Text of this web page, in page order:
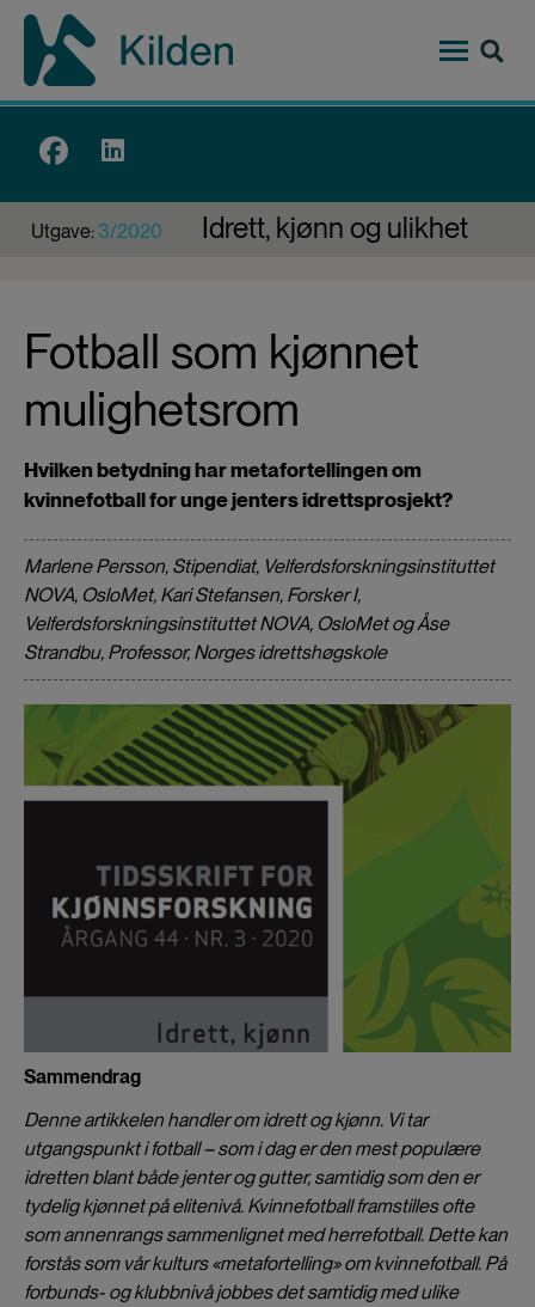
Hopp
hovedinnhold
Top
Utgave:3/2020 Idrett, kjønn og ulikhet
Fotball som kjønnet
mulighetsrom
Hvilken betydning har metafortellingen om
kvinnefotball for unge jenters idrettsprosjekt?
Marlene Persson, Stipendiat, Velferdsforskningsinstituttet
NOVA, OsloMet, Kari Stefansen, Forsker I,
Velferdsforskningsinstituttet NOVA, OsloMet og Åse
Strandbu, Professor, Norges idrettshøgskole
Sammendrag
Denne artikkelen handler om idrett og kjønn. Vi tar
utgangspunkt i fotball – som i dag er den mest populære
idretten blant både jenter og gutter, samtidig som den er
tydelig kjønnet på elitenivå. Kvinnefotball framstilles ofte
som annenrangs sammenlignet med herrefotball. Dette kan
forstås som vår kulturs «metafortelling» om kvinnefotball. På
forbunds- og klubbnivå jobbes det samtidig med ulike